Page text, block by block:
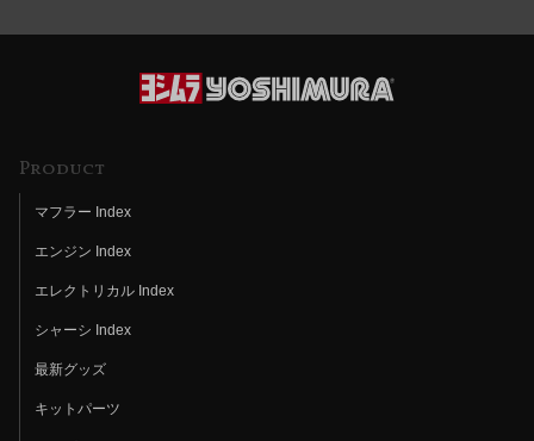
Product
マフラー Index
エンジン Index
エレクトリカル Index
シャーシ Index
最新グッズ
キットパーツ